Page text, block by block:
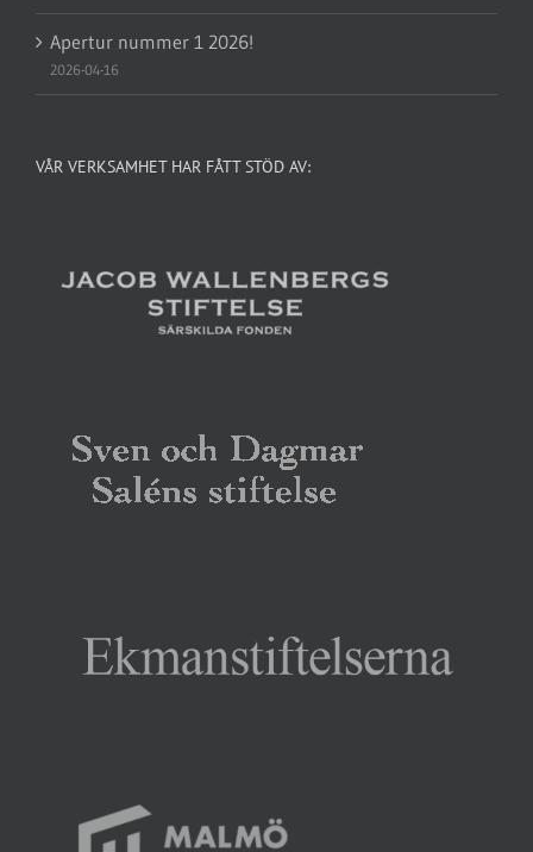
Apertur nummer 1 2026!
2026-04-16
VÅR VERKSAMHET HAR FÅTT STÖD AV: